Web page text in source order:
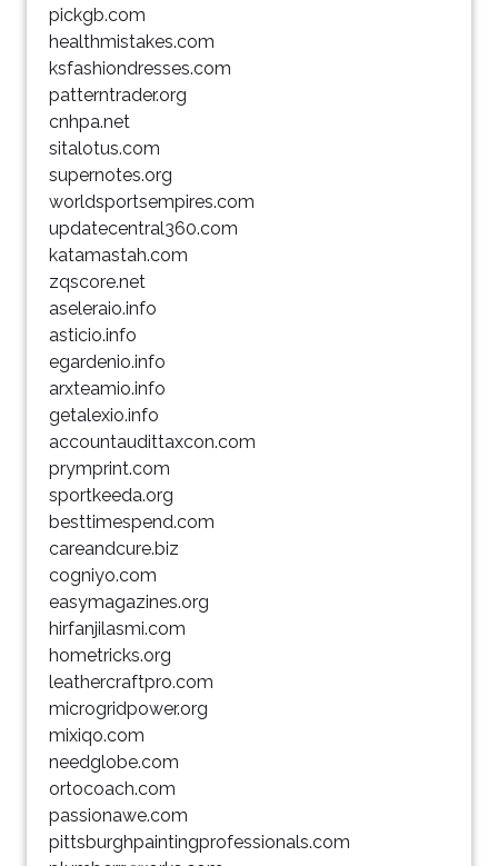
pickgb.com
healthmistakes.com
ksfashiondresses.com
patterntrader.org
cnhpa.net
sitalotus.com
supernotes.org
worldsportsempires.com
updatecentral360.com
katamastah.com
zqscore.net
aseleraio.info
asticio.info
egardenio.info
arxteamio.info
getalexio.info
accountaudittaxcon.com
prymprint.com
sportkeeda.org
besttimespend.com
careandcure.biz
cogniyo.com
easymagazines.org
hirfanjilasmi.com
hometricks.org
leathercraftpro.com
microgridpower.org
mixiqo.com
needglobe.com
ortocoach.com
passionawe.com
pittsburghpaintingprofessionals.com